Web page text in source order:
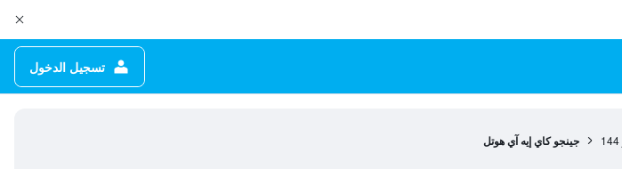
تسجيل الدخول
144 جينجو كاي إيه آي هوتل